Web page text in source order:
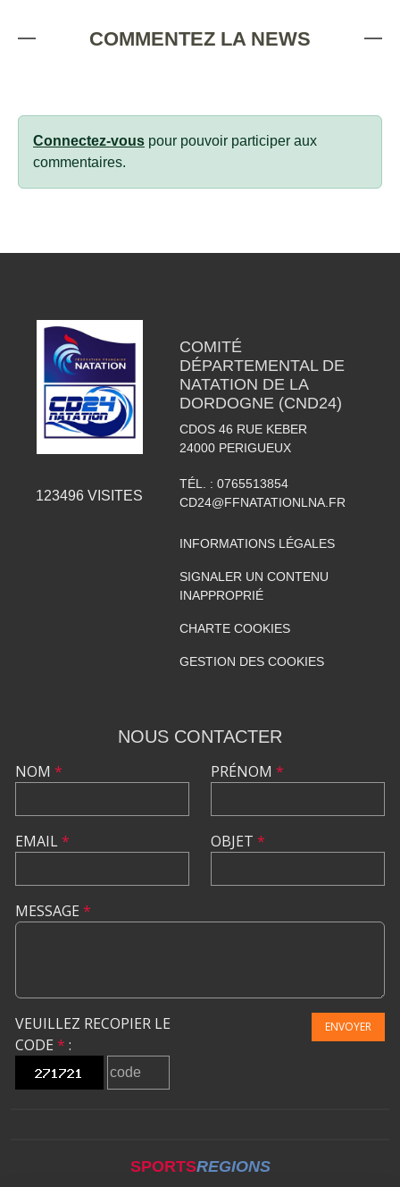
COMMENTEZ LA NEWS
Connectez-vous pour pouvoir participer aux
commentaires.
123496 VISITES
COMITÉ
DÉPARTEMENTAL DE
NATATION DE LA
DORDOGNE (CND24)
CDOS 46 RUE KEBER
24000 PERIGUEUX
TÉL. : 0765513854
CD24@FFNATATIONLNA.FR
INFORMATIONS LÉGALES
SIGNALER UN CONTENU
INAPPROPRIÉ
CHARTE COOKIES
GESTION DES COOKIES
NOUS CONTACTER
NOM *
EMAIL*
PRÉNOM *
OBJET *
MESSAGE *
VEUILLEZ RECOPIER LE
CODE * :
ENVOYER
SPORTSREGIONS